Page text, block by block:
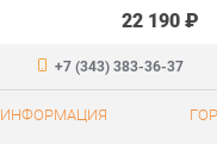
22 190 ₽
+7 (343) 383-36-37
ИНФОРМАЦИЯ